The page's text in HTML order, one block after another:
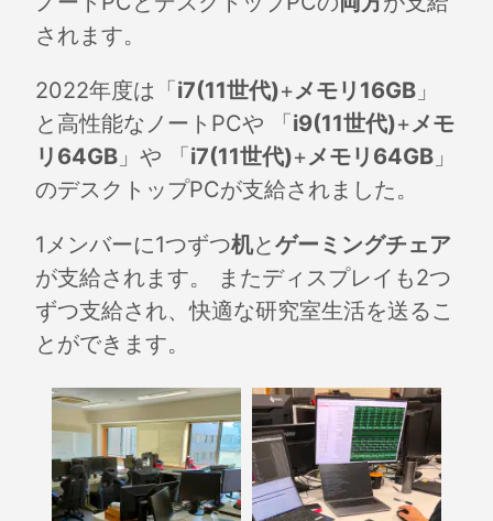
されます。
2022年度は「i7(11世代)+メモリ16GB 」
と高性能なノートPCや 「i9(11世代)+メモ
リ64GB 」や 「i7(11世代)+メモリ64GB 」
のデスクトップPCが支給されました。
1メンバーに1つずつ机とゲーミングチェア
が支給されます。 またディスプレイも2つ
ずつ支給され、快適な研究室生活を送るこ
とができます。